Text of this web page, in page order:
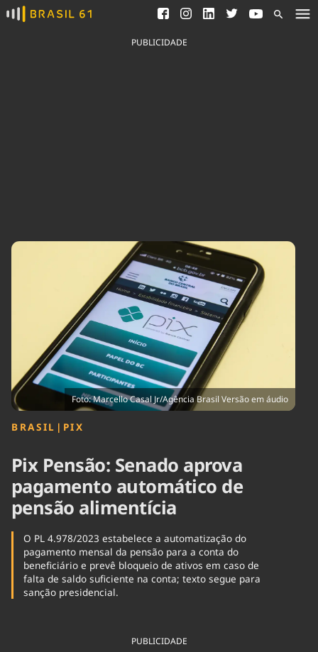
Ver todas as notícias
Saneamento
Indicadores
Comportamento
Cultura
Economia
Educação
Infraestrutura
Internacional
Meio Ambiente
Podcast
Política
Saúde
Tempo
PUBLICIDADE
Foto: Marcello Casal Jr/Agência Brasil Versão em áudio
BRASIL | PIX
Pix Pensão: Senado aprova
pagamento automático de
pensão alimentícia
O PL 4.978/2023 estabelece a automatização do
pagamento mensal da pensão para a conta do
beneficiário e prevê bloqueio de ativos em caso de
falta de saldo suficiente na conta; texto segue para
sanção presidencial.
PUBLICIDADE